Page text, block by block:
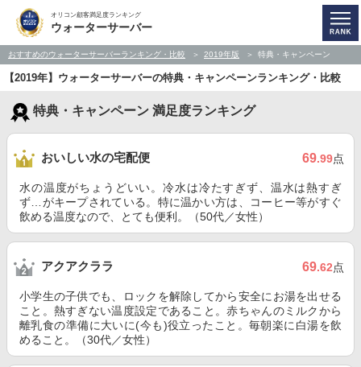
オリコン顧客満足度ランキング
ウォーターサーバー
おすすめのウォーターサーバーランキング・比較 2019年版 特典・キャンペーン
【2019年】ウォーターサーバーの特典・キャンペーンランキング・比較
特典・キャンペーン 満足度ランキング
おいしい水の宅配便 69.99点
水の温度がちょうどいい。冷水は冷たすぎず、温水は熱すぎ
ず…がキープされている。特に温かい方は、コーヒー等がすぐ
飲める温度なので、とても便利。（50代／女性）
アクアクララ 69.62点
小学生の子供でも、ロックを解除してから安全にお湯を出せる
こと。熱すぎない温度設定であること。赤ちゃんのミルクから
離乳食の準備に大いに(今も)役立ったこと。毎朝楽に白湯を飲
めること。（30代／女性）